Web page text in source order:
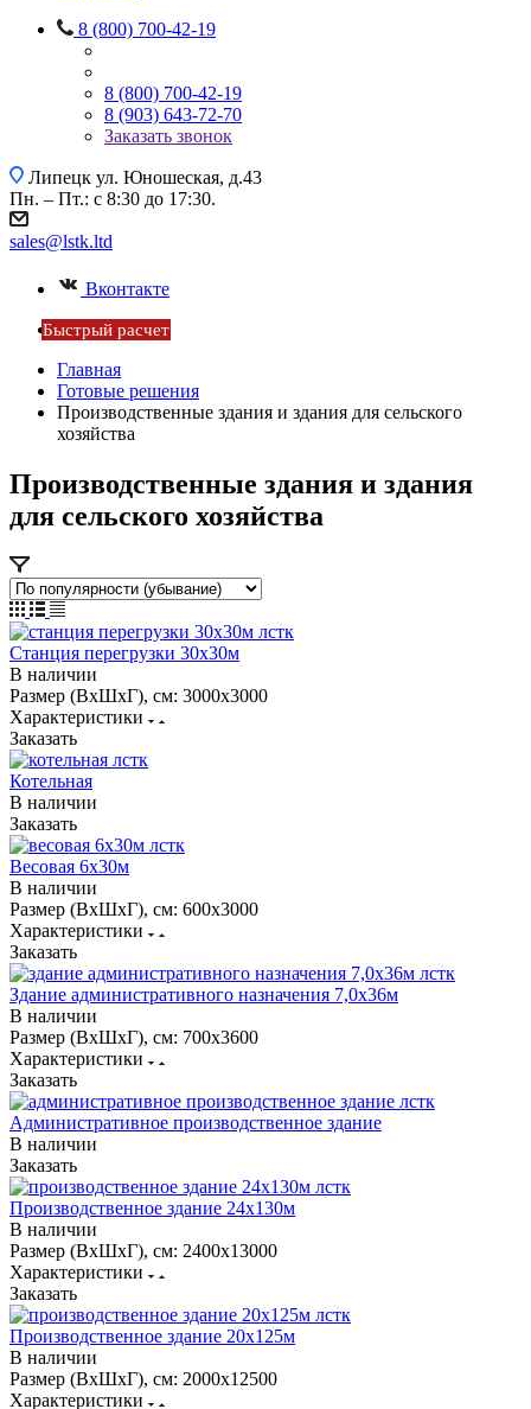
8 (800) 700-42-19
8 (800) 700-42-19
8 (903) 643-72-70
Заказать звонок
Липецк ул. Юношеская, д.43
Пн. – Пт.: с 8:30 до 17:30.
sales@lstk.ltd
Вконтакте
Быстрый расчет
Главная
Готовые решения
Производственные здания и здания для сельского
хозяйства
Производственные здания и здания
для сельского хозяйства
Станция перегрузки 30х30м
В наличии
Размер (ВхШхГ), см: 3000х3000
Характеристики
Заказать
Котельная
В наличии
Заказать
Весовая 6х30м
В наличии
Размер (ВхШхГ), см: 600х3000
Характеристики
Заказать
Здание административного назначения 7,0х36м
В наличии
Размер (ВхШхГ), см: 700х3600
Характеристики
Заказать
Административное производственное здание
В наличии
Заказать
Производственное здание 24х130м
В наличии
Размер (ВхШхГ), см: 2400х13000
Характеристики
Заказать
Производственное здание 20х125м
В наличии
Размер (ВхШхГ), см: 2000х12500
Характеристики